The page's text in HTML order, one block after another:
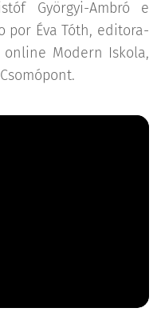
Györgyi-Ambró e
por Éva Tóth, editora-
Modern Iskola,